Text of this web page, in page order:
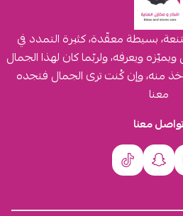
بسيطة معقّدة، كثيرة التمدد في
ويعرفه، ولربّما كان لهذا الجمال
منه، وإن كُنت ترى الجمال فتجده
معنا
معنا